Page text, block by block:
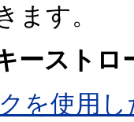
ます。
ーストロ
を使用